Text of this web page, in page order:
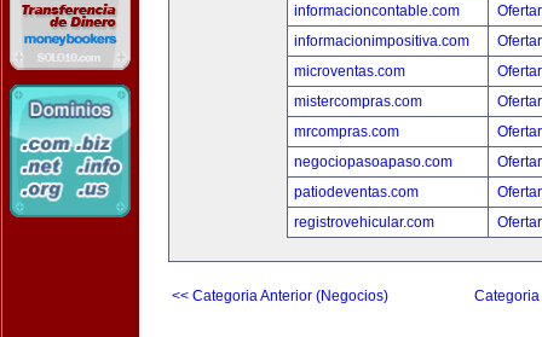
informacioncontable.com
informacionimpositiva.com
microventas.com
mistercompras.com
mrcompras.com
negociopasoapaso.com
patiodeventas.com
registrovehicular.com
<< Categoria Anterior (Negocios)